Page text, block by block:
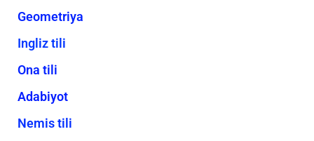
Geometriya
Ingliz tili
Ona tili
Adabiyot
Nemis tili